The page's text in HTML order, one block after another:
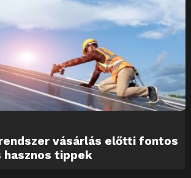
vásárlás előtti fontos
hasznos tippek